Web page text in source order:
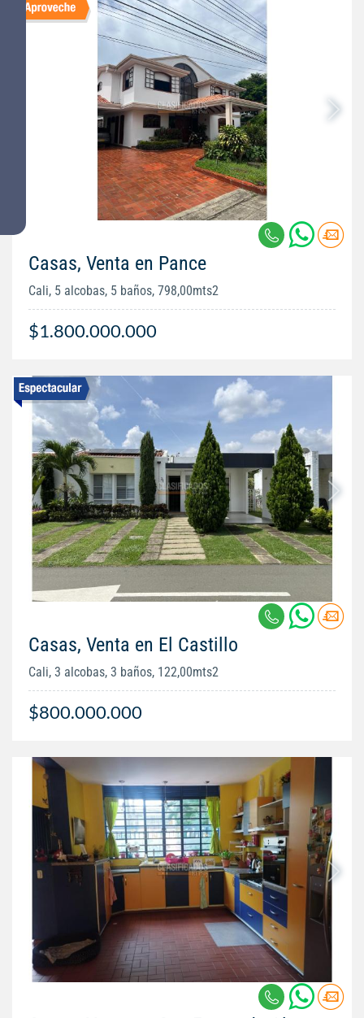
Casas, Venta en Pance
Cali, 5 alcobas, 5 baños, 798,00mts2
$1.800.000.000
Casas, Venta en El Castillo
Cali, 3 alcobas, 3 baños, 122,00mts2
$800.000.000